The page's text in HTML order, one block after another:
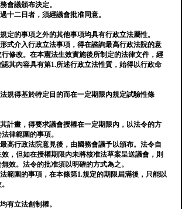
會議頒布決定。
十二日者，須經議會批准同意。
定的事項之外的其他事項均具有行政立法屬性。
式介入行政立法事項，得在諮詢最高行政法院的意
行修改。在本憲法生效實施後所制定的法律文件，經
其內容具有第1.所述行政立法性質，始得以行政命
規得基於特定目的而在一定期限內規定試驗性條
計畫，得要求議會授權在一定期限內，以法令的方
律範圍的事項。
高行政法院意見後，由國務會議予以頒布。法令自
，但如在授權期限內未將核准法草案呈送議會，則
效。法令的批准須以明確的方式為之。
範圍的事項，在本條第1.規定的期限屆滿後，只能以
有立法創制權。